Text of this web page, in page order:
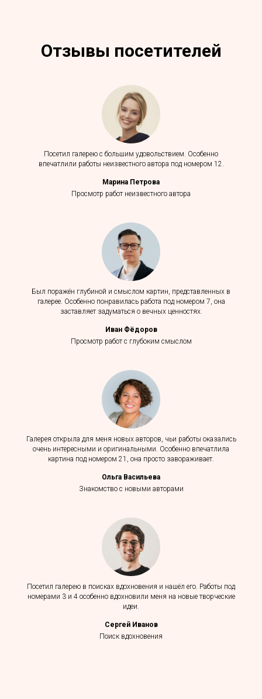
Отзывы посетителей
Посетил галерею с большим удовольствием. Особенно
впечатлили работы неизвестного автора под номером 12.
Марина Петрова
Просмотр работ неизвестного автора
Был поражён глубиной и смыслом картин, представленных в
галерее. Особенно понравилась работа под номером 7, она
заставляет задуматься о вечных ценностях.
Иван Фёдоров
Просмотр работ с глубоким смыслом
Галерея открыла для меня новых авторов, чьи работы оказались
очень интересными и оригинальными. Особенно впечатлила
картина под номером 21, она просто завораживает.
Ольга Васильева
Знакомство с новыми авторами
Посетил галерею в поисках вдохновения и нашёл его. Работы под
номерами 3 и 4 особенно вдохновили меня на новые творческие
идеи.
Сергей Иванов
Поиск вдохновения